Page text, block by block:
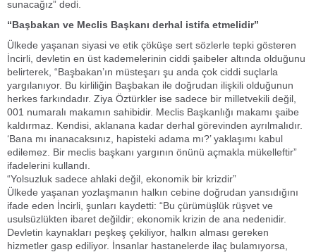
sunacağız” dedi.
“Başbakan ve Meclis Başkanı derhal istifa etmelidir”
Ülkede yaşanan siyasi ve etik çöküşe sert sözlerle tepki gösteren
İncirli, devletin en üst kademelerinin ciddi şaibeler altında olduğunu
belirterek, “Başbakan’ın müsteşarı şu anda çok ciddi suçlarla
yargılanıyor. Bu kirliliğin Başbakan ile doğrudan ilişkili olduğunun
herkes farkındadır. Ziya Öztürkler ise sadece bir milletvekili değil,
001 numaralı makamın sahibidir. Meclis Başkanlığı makamı şaibe
kaldırmaz. Kendisi, aklanana kadar derhal görevinden ayrılmalıdır.
‘Bana mı inanacaksınız, hapisteki adama mı?’ yaklaşımı kabul
edilemez. Bir meclis başkanı yargının önünü açmakla mükelleftir”
ifadelerini kullandı.
“Yolsuzluk sadece ahlaki değil, ekonomik bir krizdir”
Ülkede yaşanan yozlaşmanın halkın cebine doğrudan yansıdığını
ifade eden İncirli, şunları kaydetti: “Bu çürümüşlük rüşvet ve
usulsüzlükten ibaret değildir; ekonomik krizin de ana nedenidir.
Devletin kaynakları peşkeş çekiliyor, halkın alması gereken
hizmetler gasp ediliyor. İnsanlar hastanelerde ilaç bulamıyorsa,